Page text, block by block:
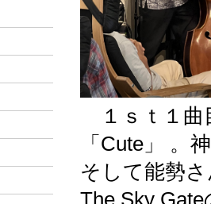
１ｓｔ１曲
「Cute」 。
そして能勢
The Sky